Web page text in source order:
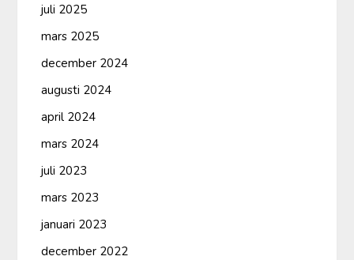
juli 2025
mars 2025
december 2024
augusti 2024
april 2024
mars 2024
juli 2023
mars 2023
januari 2023
december 2022